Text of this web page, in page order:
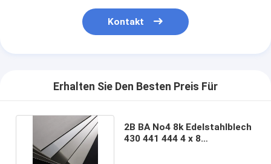
Kontakt
Erhalten Sie Den Besten Preis Für
2B BA No4 8k Edelstahlblech
430 441 444 4 x 8